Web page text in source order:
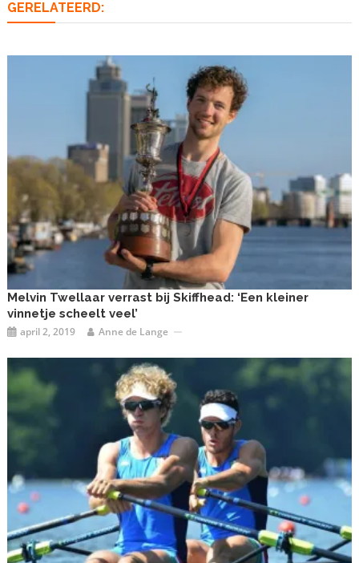
GERELATEERD:
Melvin Twellaar verrast bij Skiffhead: ‘Een kleiner
vinnetje scheelt veel’
april 2, 2019 Anne de Lange